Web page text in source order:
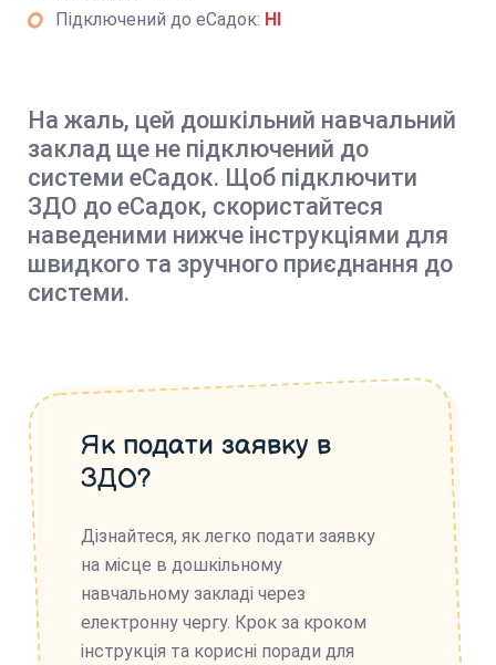
Підключений до еСадок: НІ
На жаль, цей дошкільний навчальний
заклад ще не підключений до
системи еСадок. Щоб підключити
ЗДО до еСадок, скористайтеся
наведеними нижче інструкціями для
швидкого та зручного приєднання до
системи.
Як подати заявку в
ЗДО?
Дізнайтеся, як легко подати заявку
на місце в дошкільному
навчальному закладі через
електронну чергу. Крок за кроком
інструкція та корисні поради для